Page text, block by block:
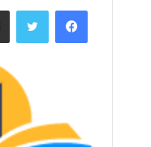
ل
ر
ا
فيسبوك